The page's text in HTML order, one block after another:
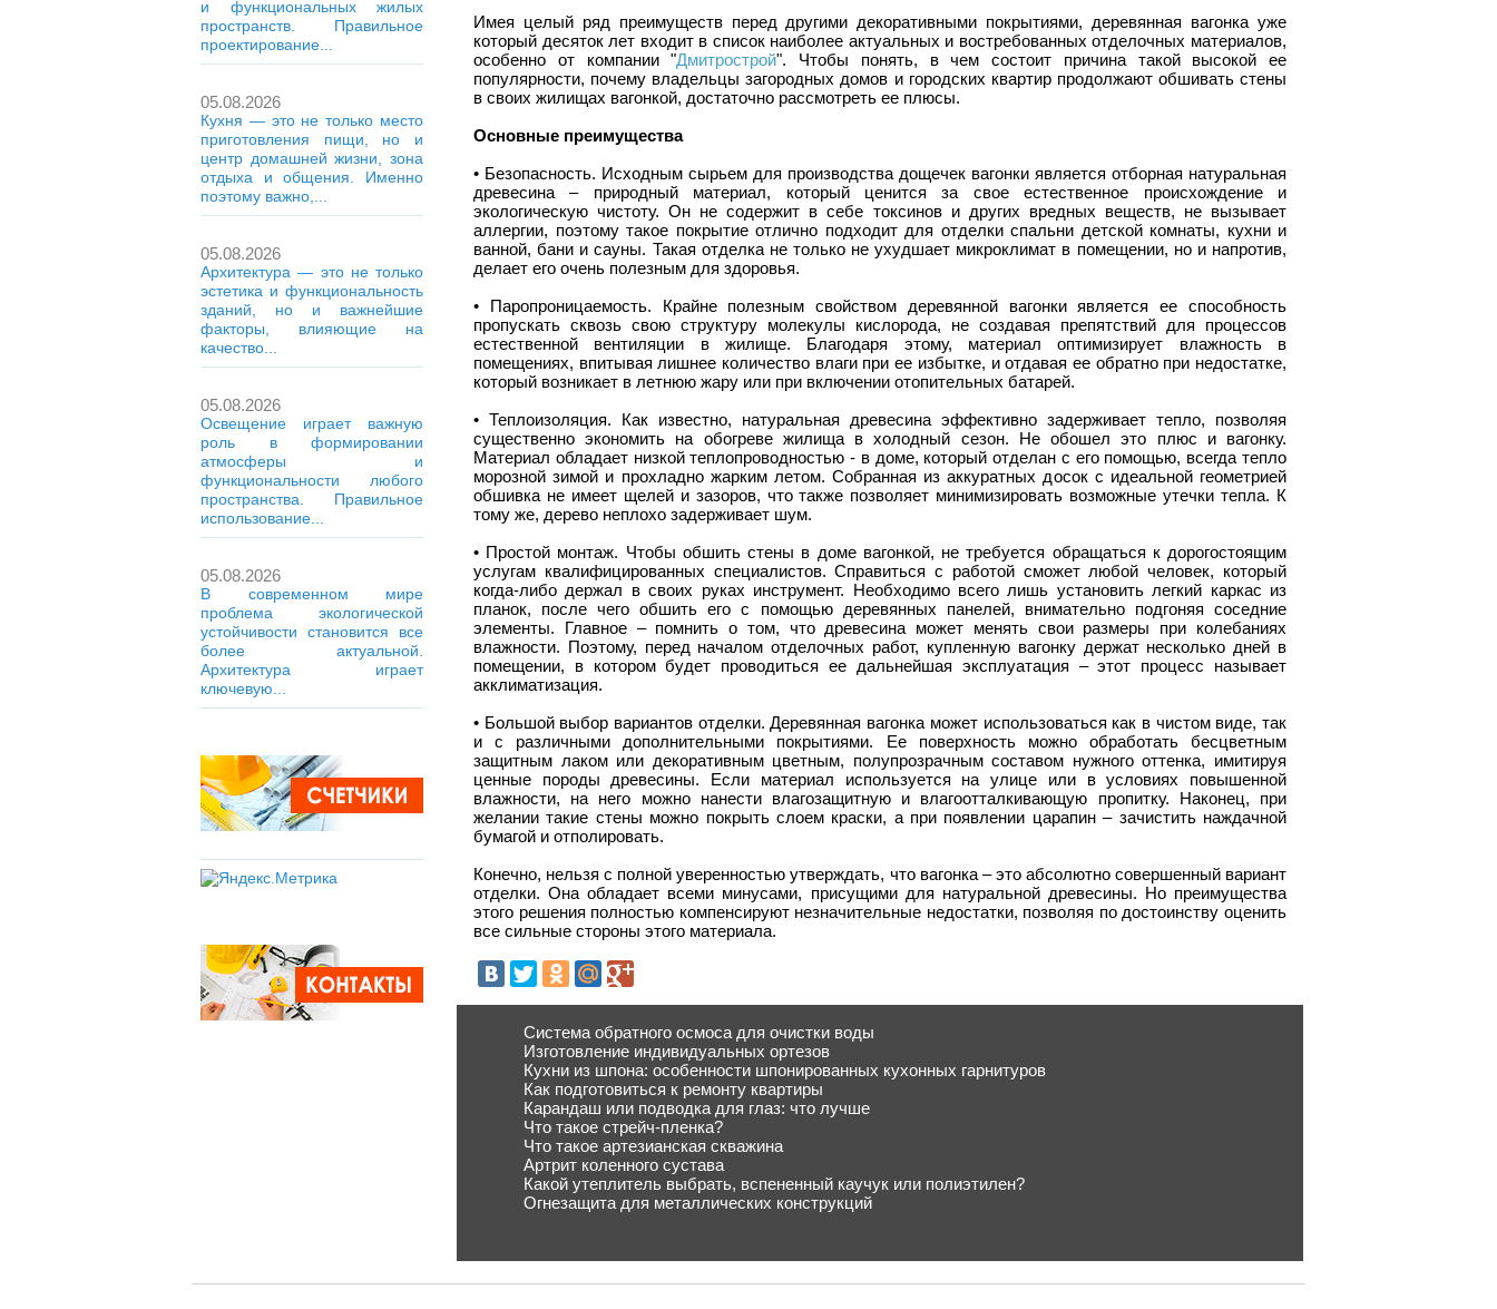
и функциональных жилых
пространств. Правильное
проектирование...
05.08.2026
Кухня — это не только место
приготовления пищи, но и
центр домашней жизни, зона
отдыха и общения. Именно
поэтому важно,...
05.08.2026
Архитектура — это не только
эстетика и функциональность
зданий, но и важнейшие
факторы, влияющие на
качество...
05.08.2026
Освещение играет важную
роль в формировании
атмосферы и
функциональности любого
пространства. Правильное
использование...
05.08.2026
В современном мире
проблема экологической
устойчивости становится все
более актуальной.
Архитектура играет
ключевую...
Имея целый ряд преимуществ перед другими декоративными покрытиями, деревянная вагонка уже
который десяток лет входит в список наиболее актуальных и востребованных отделочных материалов,
особенно от компании "Дмитрострой". Чтобы понять, в чем состоит причина такой высокой ее
популярности, почему владельцы загородных домов и городских квартир продолжают обшивать стены
в своих жилищах вагонкой, достаточно рассмотреть ее плюсы.
Основные преимущества
• Безопасность. Исходным сырьем для производства дощечек вагонки является отборная натуральная
древесина – природный материал, который ценится за свое естественное происхождение и
экологическую чистоту. Он не содержит в себе токсинов и других вредных веществ, не вызывает
аллергии, поэтому такое покрытие отлично подходит для отделки спальни детской комнаты, кухни и
ванной, бани и сауны. Такая отделка не только не ухудшает микроклимат в помещении, но и напротив,
делает его очень полезным для здоровья.
• Паропроницаемость. Крайне полезным свойством деревянной вагонки является ее способность
пропускать сквозь свою структуру молекулы кислорода, не создавая препятствий для процессов
естественной вентиляции в жилище. Благодаря этому, материал оптимизирует влажность в
помещениях, впитывая лишнее количество влаги при ее избытке, и отдавая ее обратно при недостатке,
который возникает в летнюю жару или при включении отопительных батарей.
• Теплоизоляция. Как известно, натуральная древесина эффективно задерживает тепло, позволяя
существенно экономить на обогреве жилища в холодный сезон. Не обошел это плюс и вагонку.
Материал обладает низкой теплопроводностью - в доме, который отделан с его помощью, всегда тепло
морозной зимой и прохладно жарким летом. Собранная из аккуратных досок с идеальной геометрией
обшивка не имеет щелей и зазоров, что также позволяет минимизировать возможные утечки тепла. К
тому же, дерево неплохо задерживает шум.
• Простой монтаж. Чтобы обшить стены в доме вагонкой, не требуется обращаться к дорогостоящим
услугам квалифицированных специалистов. Справиться с работой сможет любой человек, который
когда-либо держал в своих руках инструмент. Необходимо всего лишь установить легкий каркас из
планок, после чего обшить его с помощью деревянных панелей, внимательно подгоняя соседние
элементы. Главное – помнить о том, что древесина может менять свои размеры при колебаниях
влажности. Поэтому, перед началом отделочных работ, купленную вагонку держат несколько дней в
помещении, в котором будет проводиться ее дальнейшая эксплуатация – этот процесс называет
акклиматизация.
• Большой выбор вариантов отделки. Деревянная вагонка может использоваться как в чистом виде, так
и с различными дополнительными покрытиями. Ее поверхность можно обработать бесцветным
защитным лаком или декоративным цветным, полупрозрачным составом нужного оттенка, имитируя
ценные породы древесины. Если материал используется на улице или в условиях повышенной
влажности, на него можно нанести влагозащитную и влагоотталкивающую пропитку. Наконец, при
желании такие стены можно покрыть слоем краски, а при появлении царапин – зачистить наждачной
бумагой и отполировать.
Конечно, нельзя с полной уверенностью утверждать, что вагонка – это абсолютно совершенный вариант
отделки. Она обладает всеми минусами, присущими для натуральной древесины. Но преимущества
этого решения полностью компенсируют незначительные недостатки, позволяя по достоинству оценить
все сильные стороны этого материала.
Система обратного осмоса для очистки воды
Изготовление индивидуальных ортезов
Кухни из шпона: особенности шпонированных кухонных гарнитуров
Как подготовиться к ремонту квартиры
Карандаш или подводка для глаз: что лучше
Что такое стрейч-пленка?
Что такое артезианская скважина
Артрит коленного сустава
Какой утеплитель выбрать, вспененный каучук или полиэтилен?
Огнезащита для металлических конструкций